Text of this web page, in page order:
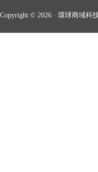
Copyright © 2026 · 環球商域